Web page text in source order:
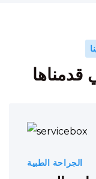
قدمناها
الجراحة الطبية